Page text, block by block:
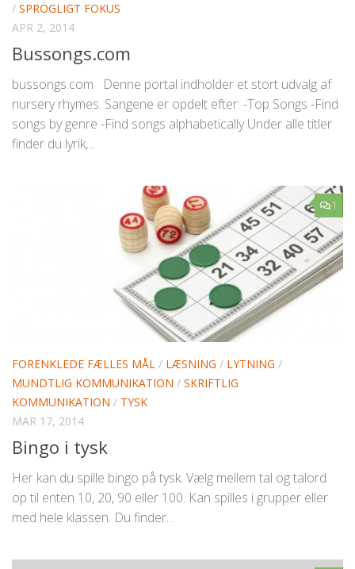
/ SPROGLIGT FOKUS
APR 2, 2014
Bussongs.com
bussongs.com Denne portal indholder et stort udvalg af
nursery rhymes. Sangene er opdelt efter: -Top Songs -Find
songs by genre -Find songs alphabetically Under alle titler
finder du lyrik,...
1
FORENKLEDE FÆLLES MÅL / LÆSNING / LYTNING /
MUNDTLIG KOMMUNIKATION / SKRIFTLIG
KOMMUNIKATION / TYSK
MAR 17, 2014
Bingo i tysk
Her kan du spille bingo på tysk. Vælg mellem tal og talord
op til enten 10, 20, 90 eller 100. Kan spilles i grupper eller
med hele klassen. Du finder...